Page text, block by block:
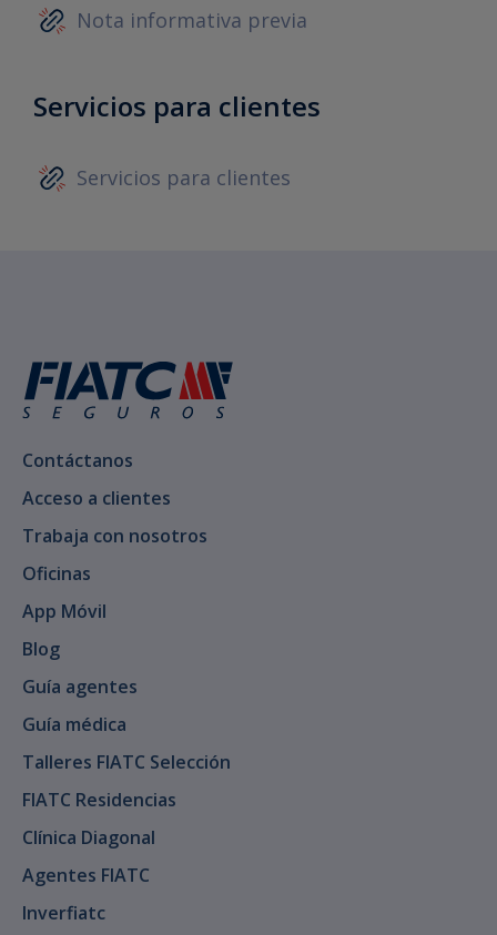
Nota informativa previa
Servicios para clientes
Servicios para clientes
Contáctanos
Acceso a clientes
Trabaja con nosotros
Oficinas
App Móvil
Blog
Guía agentes
Guía médica
Talleres FIATC Selección
FIATC Residencias
Clínica Diagonal
Agentes FIATC
Inverfiatc